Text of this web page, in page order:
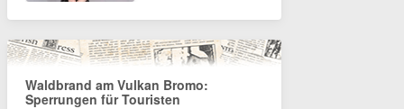
Waldbrand am Vulkan Bromo:
Sperrungen für Touristen